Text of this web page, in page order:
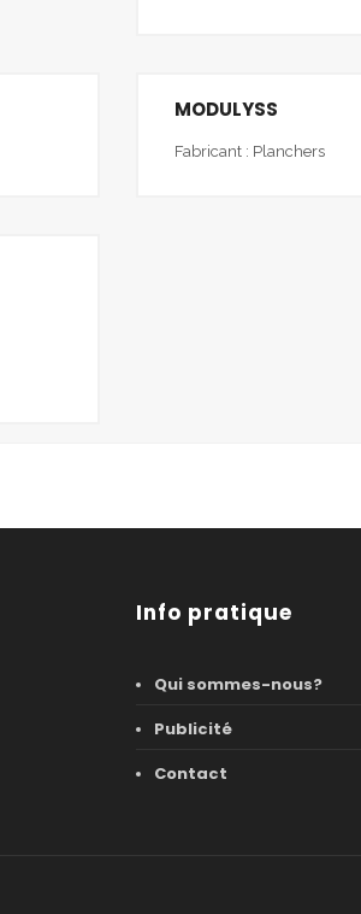
MODULYSS
Fabricant : Planchers
Info pratique
Qui sommes-nous?
Publicité
Contact